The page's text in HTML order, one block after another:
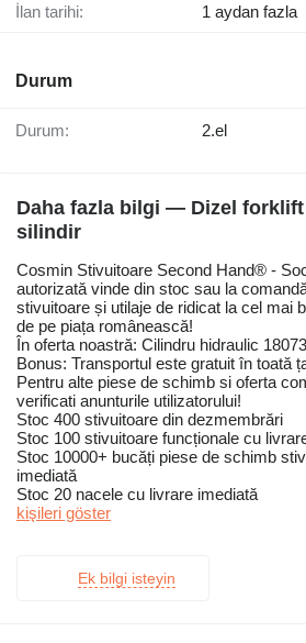
İlan tarihi: 1 aydan fazla
Durum
Durum: 2.el
Daha fazla bilgi — Dizel
silindir
Cosmin Stivuitoare Second Hand® -
autorizată vinde din stoc sau la
stivuitoare și utilaje de ridicat la cel mai
de pe piața românească!
În oferta noastră: Cilindru hidraulic
Bonus: Transportul este gratuit în toată
Pentru alte piese de schimb si oferta
verificati anunturile utilizatorului!
Stoc 400 stivuitoare din dezmembrări
Stoc 100 stivuitoare funcționale cu
Stoc 10000+ bucăți piese de schimb
imediată
Stoc 20 nacele cu livrare imediată
kişileri göster
Ek bilgi isteyin